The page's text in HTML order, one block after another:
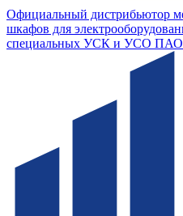
Официальный дистрибьютор
шкафов для
специальных УСК и УСО ПАО